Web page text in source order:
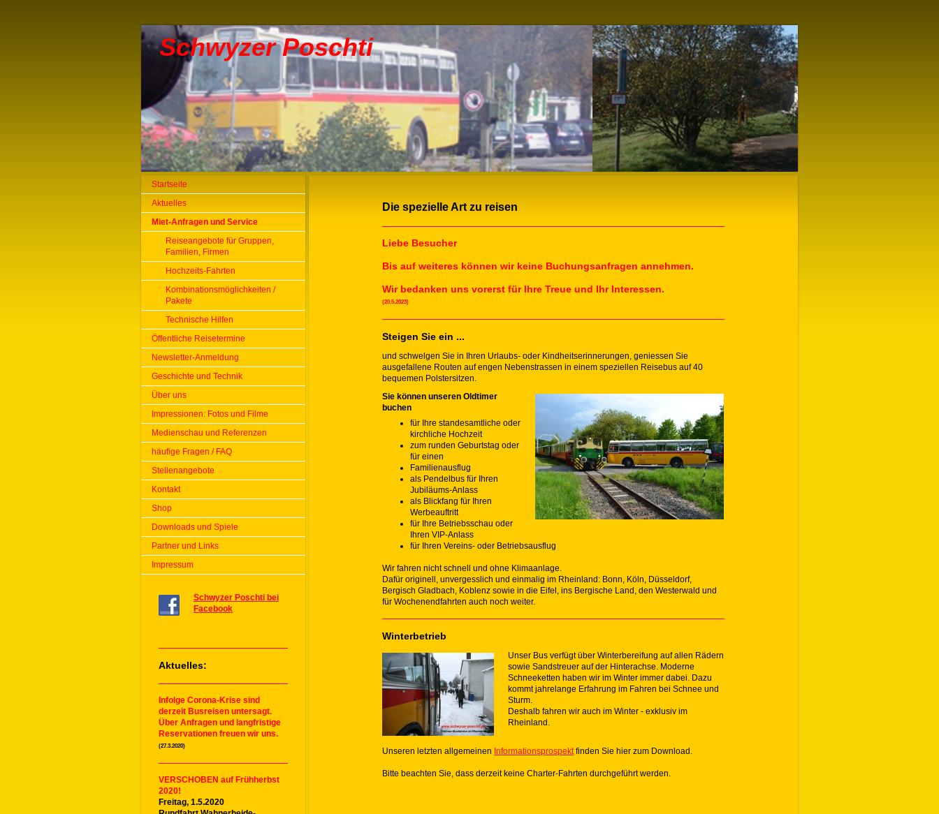
Schwyzer Poschti
Startseite
Aktuelles
Miet-Anfragen und Service
Reiseangebote für Gruppen,
Familien, Firmen
Hochzeits-Fahrten
Kombinationsmöglichkeiten /
Pakete
Technische Hilfen
Öffentliche Reisetermine
Newsletter-Anmeldung
Geschichte und Technik
Über uns
Impressionen: Fotos und Filme
Medienschau und Referenzen
häufige Fragen / FAQ
Stellenangebote
Kontakt
Shop
Downloads und Spiele
Partner und Links
Impressum
Schwyzer Poschti bei
Facebook
Aktuelles:
Infolge Corona-Krise sind
derzeit Busreisen untersagt.
Über Anfragen und langfristige
Reservationen freuen wir uns.
(27.3.2020)
VERSCHOBEN auf Frühherbst
2020!
Freitag, 1.5.2020
Die spezielle Art zu reisen
Liebe Besucher
Bis auf weiteres können wir keine Buchungsanfragen annehmen.
Wir bedanken uns vorerst für Ihre Treue und Ihr Interessen.
(20.5.2023)
Steigen Sie ein ...
und schwelgen Sie in Ihren Urlaubs- oder Kindheitserinnerungen, geniessen Sie
ausgefallene Routen auf engen Nebenstrassen in einem speziellen Reisebus auf 40
bequemen Polstersitzen.
Sie können unseren Oldtimer
buchen
für Ihre standesamtliche oder
kirchliche Hochzeit
zum runden Geburtstag oder
für einen
Familienausflug
als Pendelbus für Ihren
Jubiläums-Anlass
als Blickfang für Ihren
Werbeauftritt
für Ihre Betriebsschau oder
Ihren VIP-Anlass
für Ihren Vereins- oder Betriebsausflug
Wir fahren nicht schnell und ohne Klimaanlage.
Dafür originell, unvergesslich und einmalig im Rheinland: Bonn, Köln, Düsseldorf,
Bergisch Gladbach, Koblenz sowie in die Eifel, ins Bergische Land, den Westerwald und
für Wochenendfahrten auch noch weiter.
Winterbetrieb
Unser Bus verfügt über Winterbereifung auf allen Rädern
sowie Sandstreuer auf der Hinterachse. Moderne
Schneeketten haben wir im Winter immer dabei. Dazu
kommt jahrelange Erfahrung im Fahren bei Schnee und
Sturm.
Deshalb fahren wir auch im Winter - exklusiv im
Rheinland.
Unseren letzten allgemeinen Informationsprospektfinden Sie hier zum Download.
Bitte beachten Sie, dass derzeit keine Charter-Fahrten durchgeführt werden.